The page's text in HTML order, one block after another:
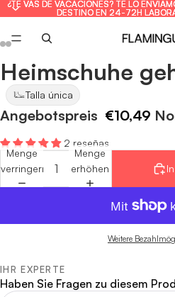
¿TE VAS DE VACACIONES? TE LO
DESTINO EN 24-72H
¿TE VAS DE VACACIONES? TE LO
DESTINO EN 24-72H
Bild
im
Vollbildmodus
öffnen
Bild
im
Vollbildmodus
öffnen
Bild
im
Vollbildmodus
öffnen
Bild
im
Vollbildmodus
öffnen
Bild
im
Vollbildmodus
öffnen
Bild
im
Vollbildmodus
öffnen
Heimschuhe
Talla única
Angebotspreis €10,49
2 reseñas
Menge
verringern
Menge
erhöhen
Weitere
IHR EXPERTE
Haben Sie Fragen zu diesem